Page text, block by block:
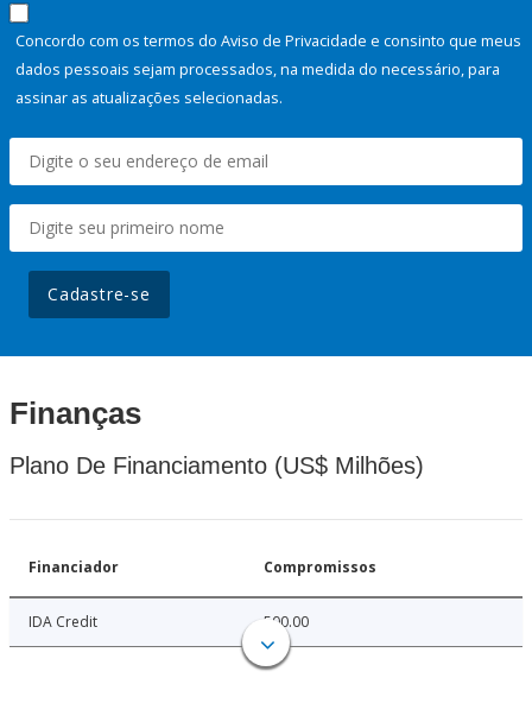
Concordo com os termos do Aviso de Privacidade e consinto que meus
dados pessoais sejam processados, na medida do necessário, para
assinar as atualizações selecionadas.
Cadastre-se
Finanças
Plano De Financiamento (US$ Milhões)
Financiador Compromissos
IDA Credit 500.00